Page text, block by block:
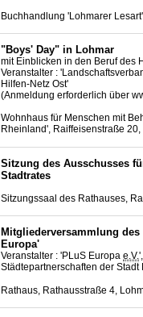
Buchhandlung 'Lohmarer
"Boys' Day" in Lohmar
mit Einblicken in den Beruf des
Veranstalter :
Hilfen-Netz Ost'
(Anmeldung erforderlich über
Wohnhaus für Menschen mit
Rheinland', Raiffeisenstraße
Sitzung des Ausschusses
Stadtrates
Sitzungssaal des Rathauses,
Mitgliederversammlung
Europa'
Veranstalter : 'PLuS Europa e.V.
Städtepartnerschaften der Stadt
Rathaus, Rathausstraße 4,